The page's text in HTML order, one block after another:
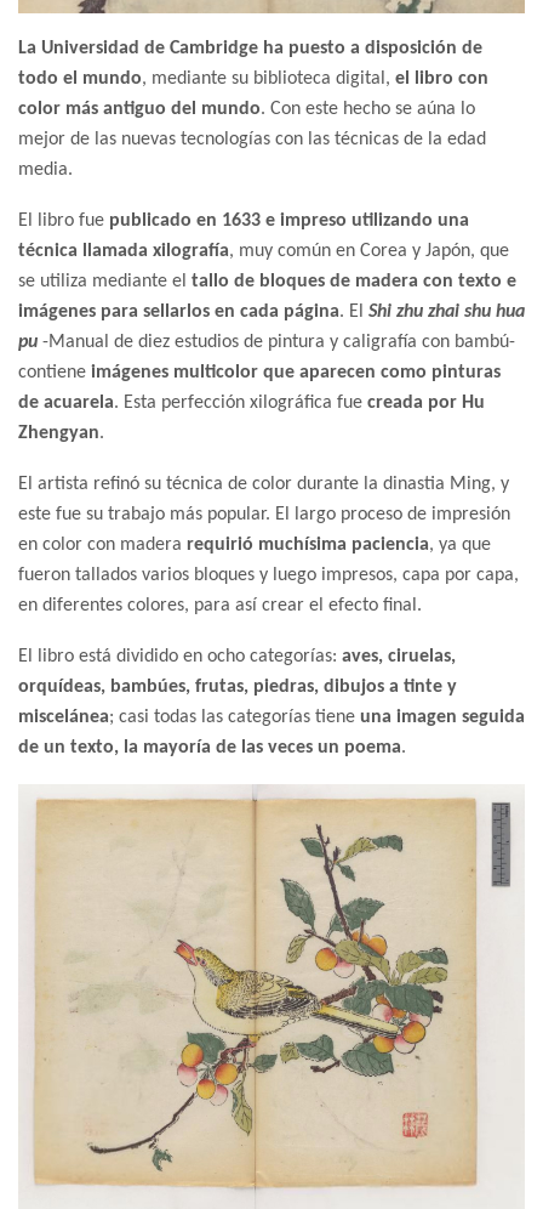
La Universidad de Cambridge ha puesto a disposición de
todo el mundo, mediante su biblioteca digital, el libro con
color más antiguo del mundo. Con este hecho se aúna lo
mejor de las nuevas tecnologías con las técnicas de la edad
media.
El libro fue publicado en 1633 e impreso utilizando una
técnica llamada xilografía, muy común en Corea y Japón, que
se utiliza mediante el tallo de bloques de madera con texto e
imágenes para sellarlos en cada página. El Shi zhu zhai shu hua
pu -Manual de diez estudios de pintura y caligrafía con bambú-
contiene imágenes multicolor que aparecen como pinturas
de acuarela. Esta perfección xilográfica fue creada por Hu
Zhengyan.
El artista refinó su técnica de color durante la dinastia Ming, y
este fue su trabajo más popular. El largo proceso de impresión
en color con madera requirió muchísima paciencia, ya que
fueron tallados varios bloques y luego impresos, capa por capa,
en diferentes colores, para así crear el efecto final.
El libro está dividido en ocho categorías: aves, ciruelas,
orquídeas, bambúes, frutas, piedras, dibujos a tinte y
miscelánea; casi todas las categorías tiene una imagen seguida
de un texto, la mayoría de las veces un poema.